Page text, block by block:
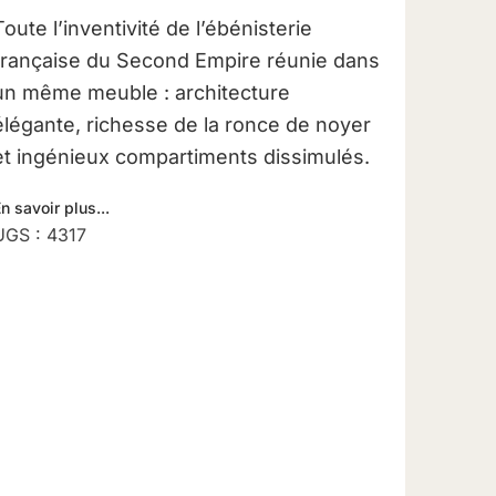
l’inventivité de l’ébénisterie
du Second Empire réunie dans
même meuble : architecture
richesse de la ronce de noyer
ingénieux compartiments dissimulés.
savoir plus...
: 4317